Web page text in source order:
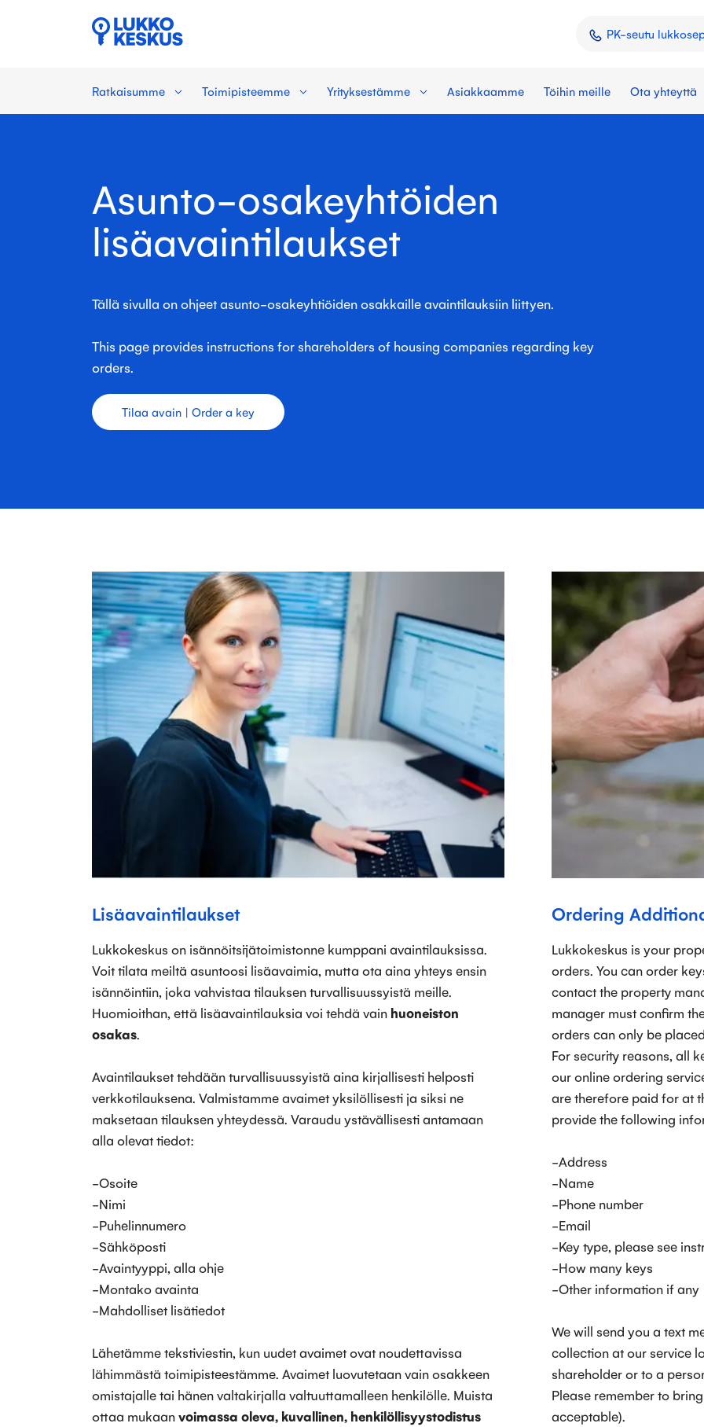
PK-seutu
Ratkaisumme Toimipisteemme Yrityksestämme Asiakkaamme Töihin meille Ota yhteyttä
Asunto-osakeyhtöiden
lisäavaintilaukset
Tällä sivulla on ohjeet asunto-osakeyhtiöiden osakkaille avaintilauksiin liittyen.
This page provides instructions for shareholders of housing companies regarding key
orders.
Tilaa avain | Order a key
Lisäavaintilaukset
Lukkokeskus on isännöitsijätoimistonne kumppani avaintilauksissa.
Voit tilata meiltä asuntoosi lisäavaimia, mutta ota aina yhteys ensin
isännöintiin, joka vahvistaa tilauksen turvallisuussyistä meille.
Huomioithan, että lisäavaintilauksia voi tehdä vain huoneiston
osakas.
Avaintilaukset tehdään turvallisuussyistä aina kirjallisesti helposti
verkkotilauksena. Valmistamme avaimet yksilöllisesti ja siksi ne
maksetaan tilauksen yhteydessä. Varaudu ystävällisesti antamaan
alla olevat tiedot:
-Osoite
-Nimi
-Puhelinnumero
-Sähköposti
-Avaintyyppi, alla ohje
-Montako avainta
-Mahdolliset lisätiedot
Lähetämme tekstiviestin, kun uudet avaimet ovat noudettavissa
lähimmästä toimipisteestämme. Avaimet luovutetaan vain osakkeen
omistajalle tai hänen valtakirjalla valtuuttamalleen henkilölle. Muista
ottaa mukaanvoimassa oleva, kuvallinen, henkilöllisyystodistus
Ordering
Lukkokeskus is your
orders. You can order
contact the property
manager must confirm
orders can only be
For security reasons, all
our online ordering
are therefore paid for at
provide the following
-Address
-Name
-Phone number
-Email
-Key type, please see
-How many keys
-Other information if any
We will send you a text
collection at our service
shareholder or to a
Please remember to
acceptable).